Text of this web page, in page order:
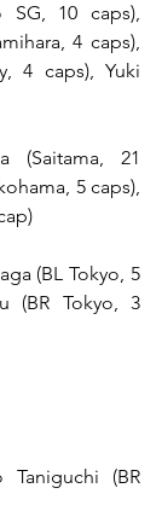
SG, 10 caps),
4 caps),
4 caps), Yuki
(Saitama, 21
5 caps),
(BL Tokyo, 5
(BR Tokyo, 3
Taniguchi (BR